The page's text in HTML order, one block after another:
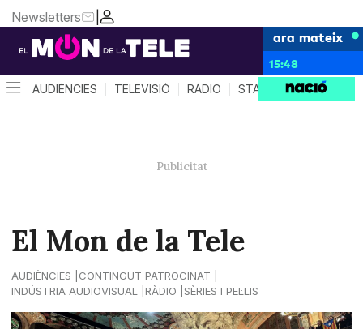
|
Newsletters
ara mateix
15:48
AUDIÈNCIES TELEVISIÓ RÀDIO STAR SYSTEM
El Mon de la Tele
AUDIÈNCIES
CONTINGUT PATROCINAT
INDÚSTRIA AUDIOVISUAL
RÀDIO SÈRIES I PEL·LIS